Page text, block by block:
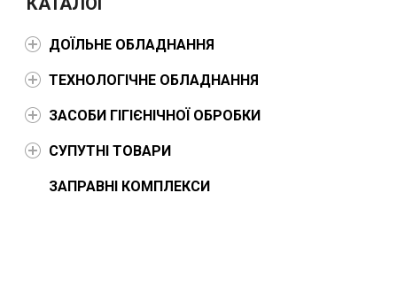
ДОЇЛЬНЕ ОБЛАДНАННЯ
ТЕХНОЛОГІЧНЕ ОБЛАДНАННЯ
ЗАСОБИ ГІГІЄНІЧНОЇ ОБРОБКИ
СУПУТНІ ТОВАРИ
ЗАПРАВНІ КОМПЛЕКСИ